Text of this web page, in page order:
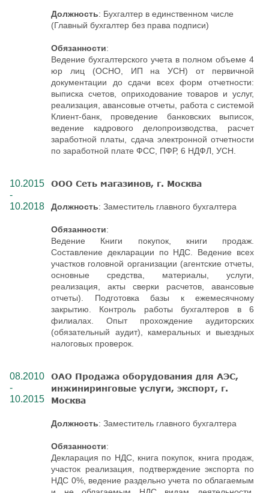
Должность: Бухгалтер в единственном числе
(Главный бухгалтер без права подписи)
Обязанности:
Ведение бухгалтерского учета в полном объеме 4
юр лиц (ОСНО, ИП на УСН) от первичной
документации до сдачи всех форм отчетности:
выписка счетов, оприходование товаров и услуг,
реализация, авансовые отчеты, работа с системой
Клиент-банк, проведение банковских выписок,
ведение кадрового делопроизводства, расчет
заработной платы, сдача электронной отчетности
по заработной плате ФСС, ПФР, 6 НДФЛ, УСН.
10.2015
-
10.2018
ООО Сеть магазинов, г. Москва
Должность: Заместитель главного бухгалтера
Обязанности:
Ведение Книги покупок, книги продаж.
Составление декларации по НДС. Ведение всех
участков головной организации (агентские отчеты,
основные средства, материалы, услуги,
реализация, акты сверки расчетов, авансовые
отчеты). Подготовка базы к ежемесячному
закрытию. Контроль работы бухгалтеров в 6
филиалах. Опыт прохождение аудиторских
(обязательный аудит), камеральных и выездных
налоговых проверок.
08.2010
-
10.2015
ОАО Продажа оборудования для АЭС,
инжиниринговые услуги, экспорт, г.
Москва
Должность: Заместитель главного бухгалтера
Обязанности:
Декларация по НДС, книга покупок, книга продаж,
участок реализация, подтверждение экспорта по
НДС 0%, ведение раздельно учета по облагаемым